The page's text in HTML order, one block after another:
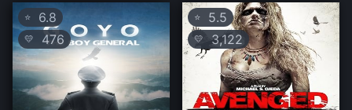
⭐ 6.8
💛 476
⭐ 5.5
💛 3,122